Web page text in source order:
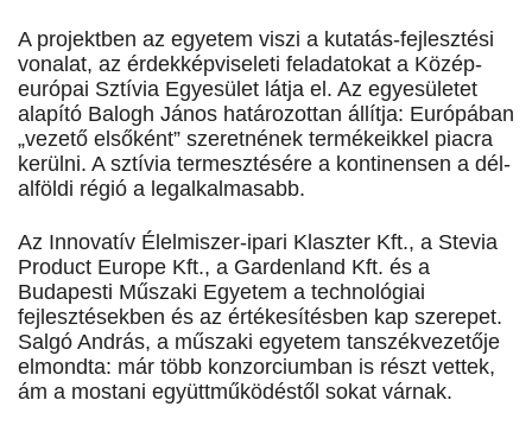
A projektben az egyetem viszi a kutatás-fejlesztési
vonalat, az érdekképviseleti feladatokat a Közép-
európai Sztívia Egyesület látja el. Az egyesületet
alapító Balogh János határozottan állítja: Európában
„vezető elsőként” szeretnének termékeikkel piacra
kerülni. A sztívia termesztésére a kontinensen a dél-
alföldi régió a legalkalmasabb.
Az Innovatív Élelmiszer-ipari Klaszter Kft., a Stevia
Product Europe Kft., a Gardenland Kft. és a
Budapesti Műszaki Egyetem a technológiai
fejlesztésekben és az értékesítésben kap szerepet.
Salgó András, a műszaki egyetem tanszékvezetője
elmondta: már több konzorciumban is részt vettek,
ám a mostani együttműködéstől sokat várnak.